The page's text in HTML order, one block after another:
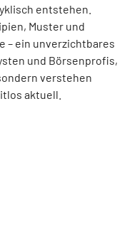
entstehen.
Muster und
– ein unverzichtbares
und Börsenprofis,
verstehen
aktuell.